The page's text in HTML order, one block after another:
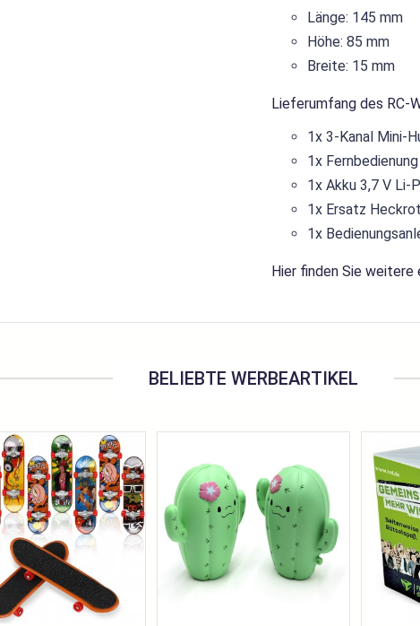
Länge: 145 mm
Höhe: 85 mm
Breite: 15 mm
Lieferumfang des RC-
1x 3-Kanal Mini-
1x
1x Akku 3,7 V Li-
1x Ersatz
1x
Hier finden Sie weitere
BELIEBTE WERBEARTIKEL